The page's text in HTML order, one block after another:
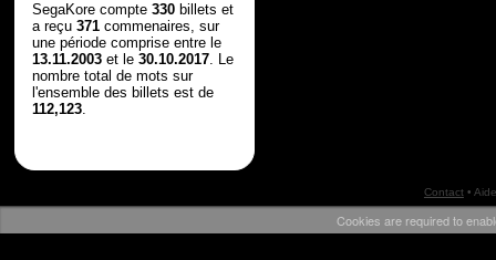
SegaKore compte 330billets et
a reçu 371commenaires, sur
une période comprise entre le
13.11.2003et le 30.10.2017. Le
nombre total de mots sur
l'ensemble des billets est de
112,123.
Contact• Aide
Cookies are required to